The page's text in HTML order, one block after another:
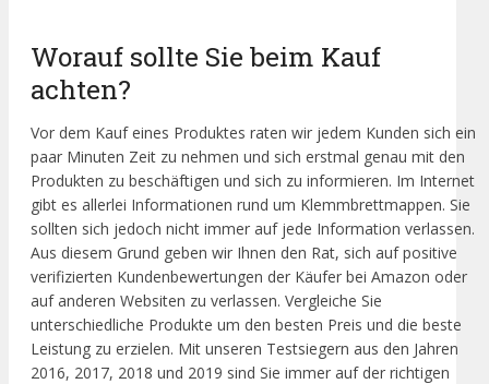
Worauf sollte Sie beim Kauf
achten?
Vor dem Kauf eines Produktes raten wir jedem Kunden sich ein
paar Minuten Zeit zu nehmen und sich erstmal genau mit den
Produkten zu beschäftigen und sich zu informieren. Im Internet
gibt es allerlei Informationen rund um Klemmbrettmappen. Sie
sollten sich jedoch nicht immer auf jede Information verlassen.
Aus diesem Grund geben wir Ihnen den Rat, sich auf positive
verifizierten Kundenbewertungen der Käufer bei Amazon oder
auf anderen Websiten zu verlassen. Vergleiche Sie
unterschiedliche Produkte um den besten Preis und die beste
Leistung zu erzielen. Mit unseren Testsiegern aus den Jahren
2016, 2017, 2018 und 2019 sind Sie immer auf der richtigen